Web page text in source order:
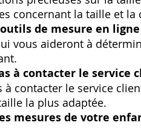
concernant la taille et la
de mesure en ligne
vous aideront à
à contacter le service
à contacter le service
la plus adaptée.
mesures de votre